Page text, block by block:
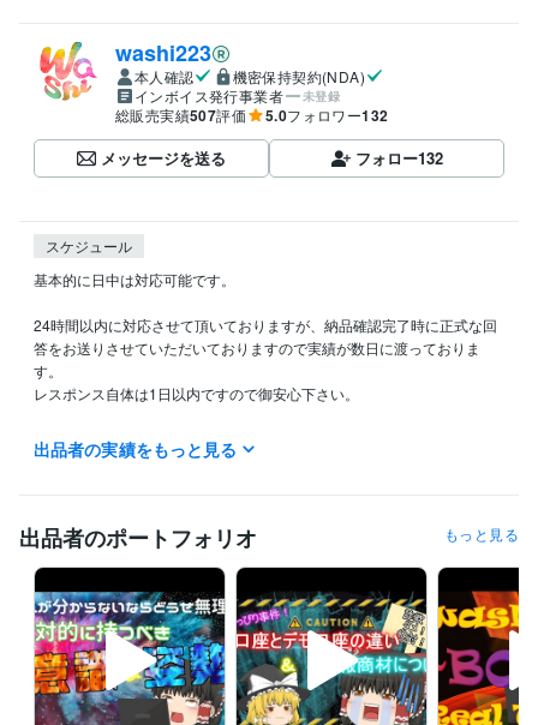
washi223
本人確認
機密保持契約(NDA)
インボイス発行事業者
未登録
総販売実績507評価 5.0フォロワー132
メッセージを送る フォロー132
スケジュール
基本的に日中は対応可能です。
24時間以内に対応させて頂いておりますが、納品確認完了時に正式な回
答をお送りさせていただいておりますので実績が数日に渡っておりま
す。
レスポンス自体は1日以内ですので御安心下さい。
宜しくお願い致します。
資産運用・副業の相談 バイナリーオプションコンサル
出品者の実績をもっと見る
出品者のポートフォリオ もっと見る